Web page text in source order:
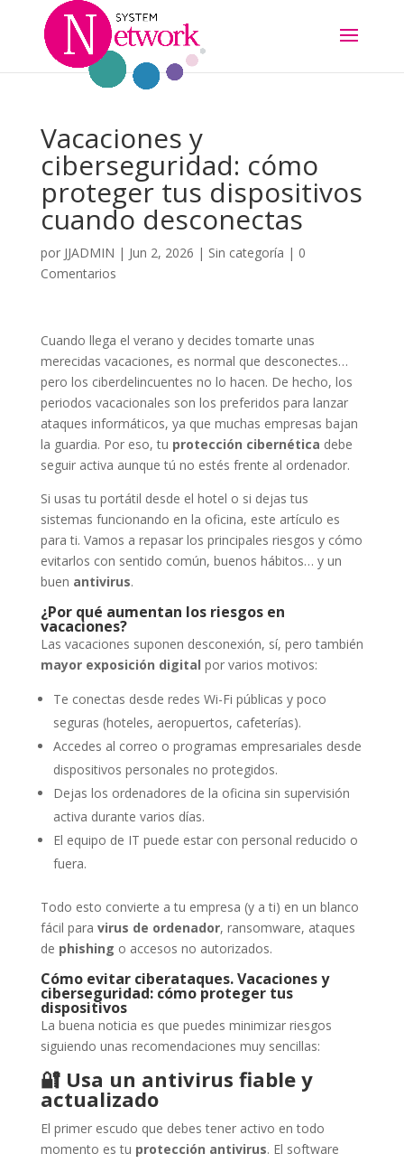
Vacaciones y
ciberseguridad: cómo
proteger tus dispositivos
cuando desconectas
por JJADMIN | Jun 2, 2026 | Sin categoría | 0
Comentarios
Cuando llega el verano y decides tomarte unas
merecidas vacaciones, es normal que desconectes…
pero los ciberdelincuentes no lo hacen. De hecho, los
periodos vacacionales son los preferidos para lanzar
ataques informáticos, ya que muchas empresas bajan
la guardia. Por eso, tu protección cibernética debe
seguir activa aunque tú no estés frente al ordenador.
Si usas tu portátil desde el hotel o si dejas tus
sistemas funcionando en la oficina, este artículo es
para ti. Vamos a repasar los principales riesgos y cómo
evitarlos con sentido común, buenos hábitos… y un
buen antivirus.
¿Por qué aumentan los riesgos en
vacaciones?
Las vacaciones suponen desconexión, sí, pero también
mayor exposición digital por varios motivos:
Te conectas desde redes Wi-Fi públicas y poco
seguras (hoteles, aeropuertos, cafeterías).
Accedes al correo o programas empresariales desde
dispositivos personales no protegidos.
Dejas los ordenadores de la oficina sin supervisión
activa durante varios días.
El equipo de IT puede estar con personal reducido o
fuera.
Todo esto convierte a tu empresa (y a ti) en un blanco
fácil para virus de ordenador, ransomware, ataques
de phishing o accesos no autorizados.
Cómo evitar ciberataques. Vacaciones y
ciberseguridad: cómo proteger tus
dispositivos
La buena noticia es que puedes minimizar riesgos
siguiendo unas recomendaciones muy sencillas:
🔐Usa un antivirus fiable y
actualizado
El primer escudo que debes tener activo en todo
momento es tu protección antivirus. El software